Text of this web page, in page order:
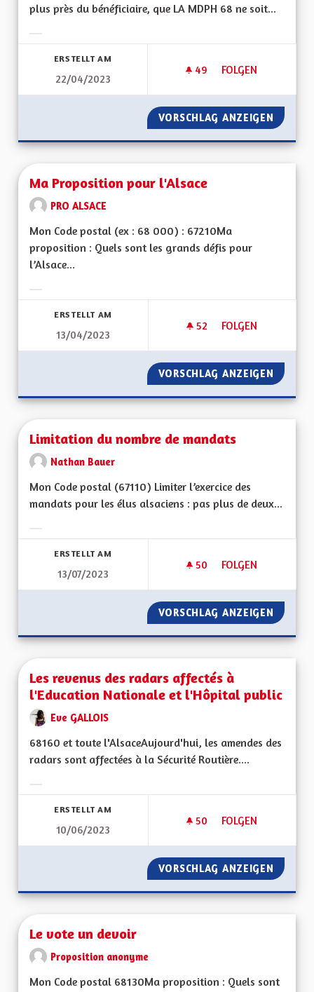
plus près du bénéficiaire, que LA MDPH 68 ne soit...
ERSTELLT AM
22/04/2023
49 49 FOLLOWER
FOLGEN
MAISON DES
VORSCHLAG ANZEIGEN
Ma Proposition pour l'Alsace
PRO ALSACE
Mon Code postal (ex : 68 000) : 67210Ma
proposition : Quels sont les grands défis pour
l’Alsace...
ERSTELLT AM
13/04/2023
52 52 FOLLOWER
FOLGEN
MA PROPOSITION
VORSCHLAG ANZEIGEN MA
Limitation du nombre de mandats
Nathan Bauer
Mon Code postal (67110) Limiter l’exercice des
mandats pour les élus alsaciens : pas plus de deux...
ERSTELLT AM
13/07/2023
50 50 FOLLOWER
FOLGEN
LIMITATION DU
VORSCHLAG ANZEIGEN
Les revenus des radars affectés à
l'Education Nationale et l'Hôpital public
Eve GALLOIS
68160 et toute l'AlsaceAujourd'hui, les amendes des
radars sont affectées à la Sécurité Routière....
ERSTELLT AM
10/06/2023
50 50 FOLLOWER
FOLGEN
LES REVENUS
VORSCHLAG ANZEIGEN LES
Le vote un devoir
Proposition anonyme
Mon Code postal 68130Ma proposition : Quels sont